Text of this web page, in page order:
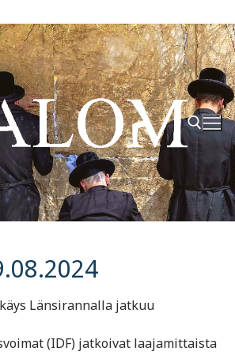
Hae:
Länsirannalla jatkuu
(IDF) jatkoivat laajamittaista